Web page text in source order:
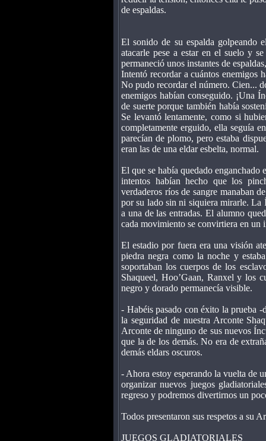
de espaldas.
El sonido de su espalda golpeando
atacarle pese a estar en el suelo y
permaneció unos instantes de
Intentó recordar a cuántos enemigos
No pudo recordar el número. Cien...
enemigos habían conseguido. ¡Una
de suerte porque también había
Se levantó lentamente, como si
completamente erguido, ella seguía
parecían de plomo, pero estaba
eran las de una eldar esbelta, normal.
El que se había quedado
intentos habían hecho que los
verdaderos ríos de sangre manaban
por su lado sin ni siquiera mirarle. La
a una de las entradas. El alumno
cada movimiento se convirtiera en un
El estadio por fuera era una visión
piedra negra como la noche y
soportaban los cuerpos de los
Shaqueel, Hoo’Gaan, Ranxel y los
negro y dorado permanecía visible.
- Habéis pasado con éxito la prueba -
la seguridad de nuestra Arconte
Arconte de ninguno de sus nuevos
que la de los demás. No era de
demás eldars oscuros.
- Ahora estoy esperando la vuelta de
organizar nuevos juegos
regreso y podremos divertirnos un
Todos presentaron sus respetos a su
JUEGOS GLADIATORIALES